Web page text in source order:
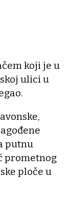
koji je u
ulici u
putnu
prometnog
ploče u